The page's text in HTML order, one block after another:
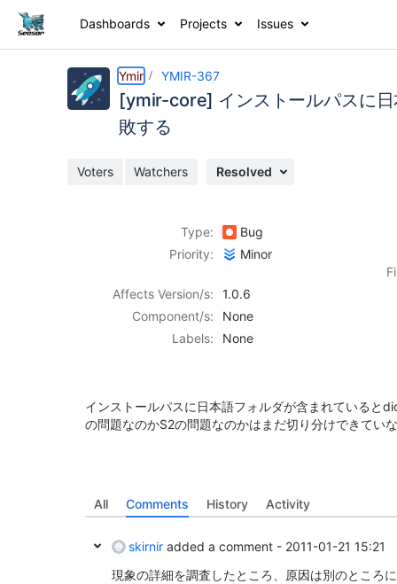
Dashboards Projects Issues
Ymir YMIR-367
[ymir-core] インストールパスに
敗する
Voters Watchers Resolved
Type:
Bug
Priority:
Minor
Affects Version/s:
1.0.6
Component/s:
None
Labels:
None
インストールパスに日本語フォルダが含まれていると
の問題なのかS2の問題なのかはまだ切り分けできてい
All Comments History Activity
skirnir added a comment - 2011-01-21 15:21
現象の詳細を調査したところ、原因は別のところ